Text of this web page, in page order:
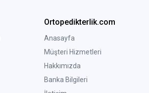
Ortopedikterlik.com
Anasayfa
Müşteri Hizmetleri
Hakkımızda
Banka Bilgileri